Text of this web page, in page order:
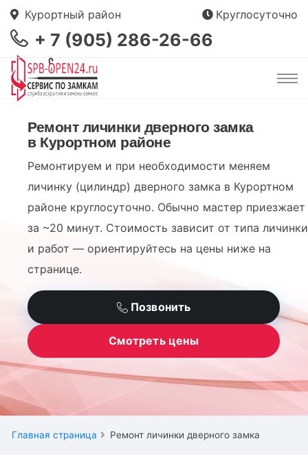
Курортный район Круглосуточно
+ 7 (905) 286-26-66
Ремонт личинки дверного замка
в Курортном районе
Ремонтируем и при необходимости меняем
личинку (цилиндр) дверного замка в Курортном
районе круглосуточно. Обычно мастер приезжает
за ~20 минут. Стоимость зависит от типа личинки
и работ — ориентируйтесь на цены ниже на
странице.
Позвонить
Смотреть цены
Главная страница Ремонт личинки дверного замка